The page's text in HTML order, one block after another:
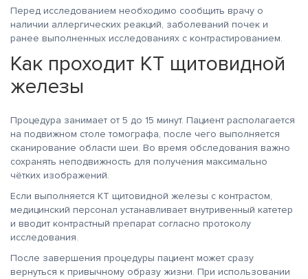
Перед исследованием необходимо сообщить врачу о
наличии аллергических реакций, заболеваний почек и
ранее выполненных исследованиях с контрастированием.
Как проходит КТ щитовидной
железы
Процедура занимает от 5 до 15 минут. Пациент располагается
на подвижном столе томографа, после чего выполняется
сканирование области шеи. Во время обследования важно
сохранять неподвижность для получения максимально
чётких изображений.
Если выполняется КТ щитовидной железы с контрастом,
медицинский персонал устанавливает внутривенный катетер
и вводит контрастный препарат согласно протоколу
исследования.
После завершения процедуры пациент может сразу
вернуться к привычному образу жизни. При использовании